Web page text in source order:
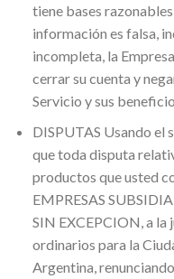
tiene bases
información es falsa,
incompleta, la
cerrar su cuenta y
Servicio y sus
DISPUTAS Usando
que toda disputa
productos que usted
EMPRESAS
SIN EXCEPCION, a
ordinarios para la
Argentina,